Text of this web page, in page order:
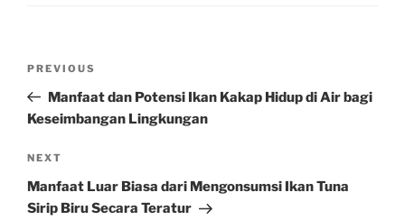
Previous
Post
PREVIOUS
Manfaat dan Potensi Ikan Kakap Hidup di Air bagi
Keseimbangan Lingkungan
Next
Post
NEXT
Manfaat Luar Biasa dari Mengonsumsi Ikan Tuna
Sirip Biru Secara Teratur